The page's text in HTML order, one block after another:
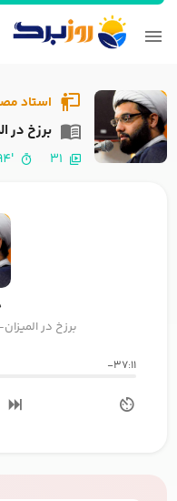
استاد
برزخ در
31
'1094
برزخ در
-37:11